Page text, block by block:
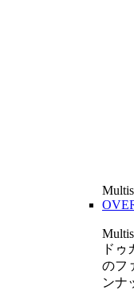
ドゥ
のフ
ンナ